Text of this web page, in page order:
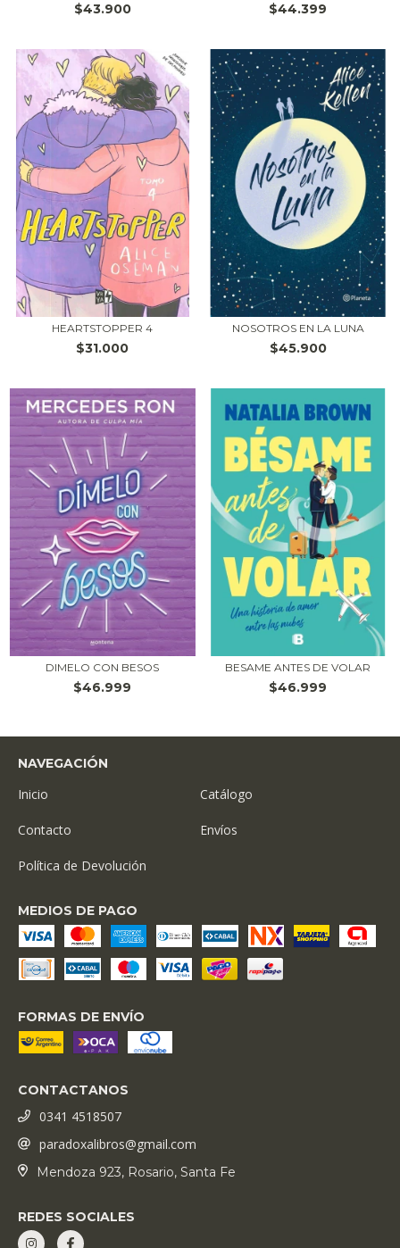
$43.900 $44.399
HEARTSTOPPER 4
$31.000
NOSOTROS EN LA LUNA
$45.900
DIMELO CON BESOS
$46.999
BESAME ANTES DE VOLAR
$46.999
NAVEGACIÓN
Inicio Catálogo
Contacto Envíos
Política de Devolución
MEDIOS DE PAGO
FORMAS DE ENVÍO
CONTACTANOS
0341 4518507
paradoxalibros@gmail.com
Mendoza 923, Rosario, Santa Fe
REDES SOCIALES